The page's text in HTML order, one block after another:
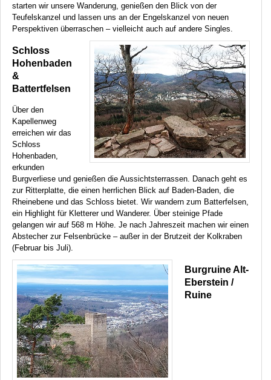
starten wir unsere Wanderung, genießen den Blick von der
Teufelskanzel und lassen uns an der Engelskanzel von neuen
Perspektiven überraschen – vielleicht auch auf andere Singles.
Schloss
Hohenbaden
&
Battertfelsen
Über den
Kapellenweg
erreichen wir das
Schloss
Hohenbaden,
erkunden
Burgverliese und genießen die Aussichtsterrassen. Danach geht es
zur Ritterplatte, die einen herrlichen Blick auf Baden-Baden, die
Rheinebene und das Schloss bietet. Wir wandern zum Batterfelsen,
ein Highlight für Kletterer und Wanderer. Über steinige Pfade
gelangen wir auf 568 m Höhe. Je nach Jahreszeit machen wir einen
Abstecher zur Felsenbrücke – außer in der Brutzeit der Kolkraben
(Februar bis Juli).
Burgruine Alt-
Eberstein /
Ruine